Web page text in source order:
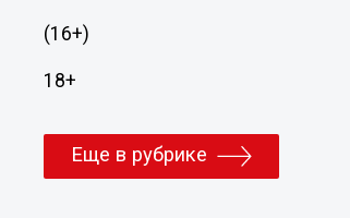
(16+)
18+
Еще в рубрике